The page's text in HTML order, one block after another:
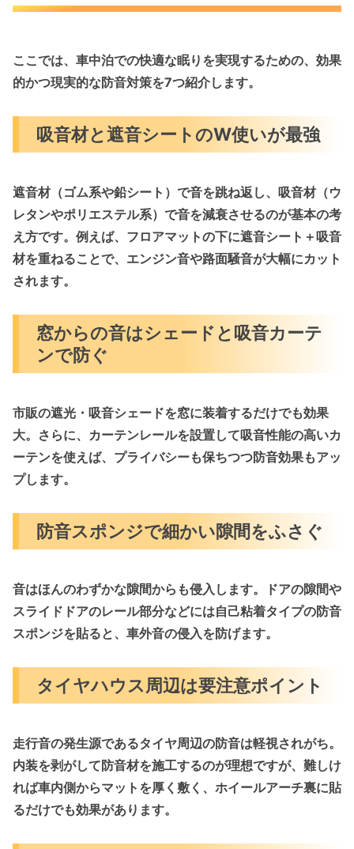
ここでは、車中泊での快適な眠りを実現するための、効果
的かつ現実的な防音対策を7つ紹介します。
吸音材と遮音シートのW使いが最強
遮音材（ゴム系や鉛シート） で音を跳ね返し、 吸音材（ウ
レタンやポリエステル系） で音を減衰させるのが基本の考
え方です。例えば、フロアマットの下に遮音シート＋吸音
材を重ねることで、エンジン音や路面騒音が大幅にカット
されます。
窓からの音はシェードと吸音カーテ
ンで防ぐ
市販の遮光・吸音シェードを窓に装着するだけでも効果
大。さらに、カーテンレールを設置して吸音性能の高いカ
ーテンを使えば、プライバシーも保ちつつ防音効果もアッ
プします。
防音スポンジで細かい隙間をふさぐ
音はほんのわずかな隙間からも侵入します。ドアの隙間や
スライドドアのレール部分などには自己粘着タイプの防音
スポンジを貼ると、車外音の侵入を防げます。
タイヤハウス周辺は要注意ポイント
走行音の発生源であるタイヤ周辺の防音は軽視されがち。
内装を剥がして防音材を施工するのが理想ですが、難しけ
れば車内側からマットを厚く敷く、ホイールアーチ裏に貼
るだけでも効果があります。